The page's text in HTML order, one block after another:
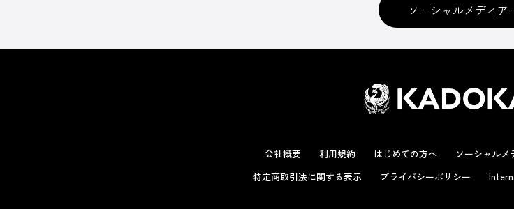
ソーシャルメディア
会社概要 利用規約 はじめての方へ ソーシャルメ
特定商取引法に関する表示
プライバシーポリシー